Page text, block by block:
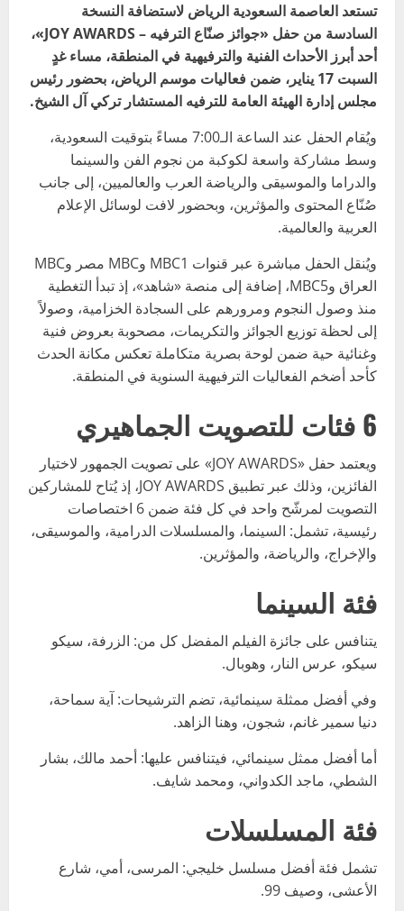
تستعد العاصمة السعودية الرياض لاستضافة النسخة
السادسة من حفل «جوائز صنّاع الترفيه – JOY AWARDS»،
أحد أبرز الأحداث الفنية والترفيهية في المنطقة، مساء غدٍ
السبت 17 يناير، ضمن فعاليات موسم الرياض، بحضور رئيس
مجلس إدارة الهيئة العامة للترفيه المستشار تركي آل الشيخ.
ويُقام الحفل عند الساعة الـ7:00 مساءً بتوقيت السعودية،
وسط مشاركة واسعة لكوكبة من نجوم الفن والسينما
والدراما والموسيقى والرياضة العرب والعالميين، إلى جانب
صُنّاع المحتوى والمؤثرين، وبحضور لافت لوسائل الإعلام
العربية والعالمية.
ويُنقل الحفل مباشرة عبر قنوات MBC1 وMBC مصر وMBC
العراق وMBC5، إضافة إلى منصة «شاهد»، إذ تبدأ التغطية
منذ وصول النجوم ومرورهم على السجادة الخزامية، وصولاً
إلى لحظة توزيع الجوائز والتكريمات، مصحوبة بعروض فنية
وغنائية حية ضمن لوحة بصرية متكاملة تعكس مكانة الحدث
كأحد أضخم الفعاليات الترفيهية السنوية في المنطقة.
6 فئات للتصويت الجماهيري
ويعتمد حفل «JOY AWARDS» على تصويت الجمهور لاختيار
الفائزين، وذلك عبر تطبيق JOY AWARDS، إذ يُتاح للمشاركين
التصويت لمرشّح واحد في كل فئة ضمن 6 اختصاصات
رئيسية، تشمل: السينما، والمسلسلات الدرامية، والموسيقى،
والإخراج، والرياضة، والمؤثرين.
فئة السينما
يتنافس على جائزة الفيلم المفضل كل من: الزرفة، سيكو
سيكو، عرس النار، وهوبال.
وفي أفضل ممثلة سينمائية، تضم الترشيحات: آية سماحة،
دنيا سمير غانم، شجون، وهنا الزاهد.
أما أفضل ممثل سينمائي، فيتنافس عليها: أحمد مالك، بشار
الشطي، ماجد الكدواني، ومحمد شايف.
فئة المسلسلات
تشمل فئة أفضل مسلسل خليجي: المرسى، أمي، شارع
الأعشى، وصيف 99.